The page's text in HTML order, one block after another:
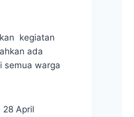
kegiatan
ada
semua warga
April